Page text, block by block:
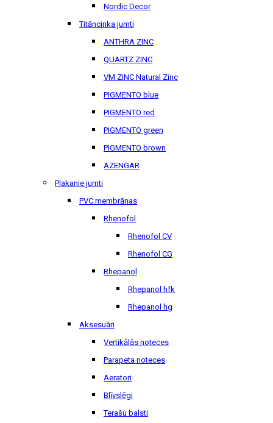
Nordic Decor
Titāncinka jumti
ANTHRA ZINC
QUARTZ ZINC
VM ZINC Natural Zinc
PIGMENTO blue
PIGMENTO red
PIGMENTO green
PIGMENTO brown
AZENGAR
Plakanie jumti
PVC membrānas
Rhenofol
Rhenofol CV
Rhenofol CG
Rhepanol
Rhepanol hfk
Rhepanol hg
Aksesuāri
Vertikālās noteces
Parapeta noteces
Aeratori
Blīvslēgi
Terašu balsti